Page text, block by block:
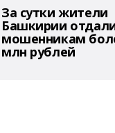
За сутки жители
Башкирии
мошенникам
млн рублей